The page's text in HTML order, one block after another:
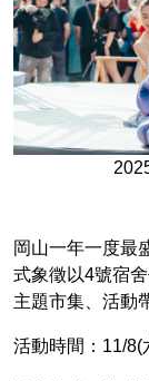
岡山一年一度最
式象徵以4號宿
主題市集、活動
活動時間：11/8(